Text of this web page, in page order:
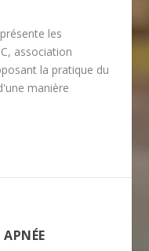
les
association
la pratique du
manière